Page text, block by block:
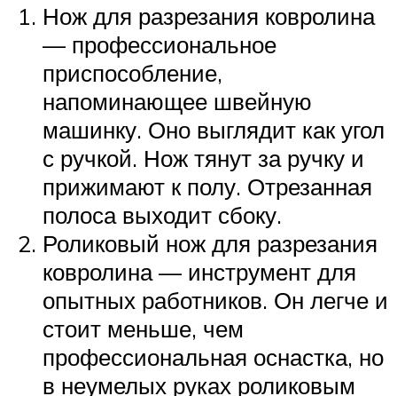
Нож для разрезания ковролина
— профессиональное
приспособление,
напоминающее швейную
машинку. Оно выглядит как угол
с ручкой. Нож тянут за ручку и
прижимают к полу. Отрезанная
полоса выходит сбоку.
Роликовый нож для разрезания
ковролина — инструмент для
опытных работников. Он легче и
стоит меньше, чем
профессиональная оснастка, но
в неумелых руках роликовым